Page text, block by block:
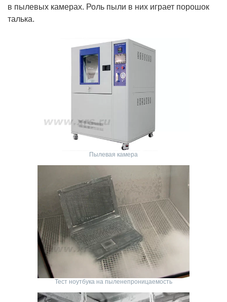
в пылевых камерах. Роль пыли в них играет порошок
талька.
Пылевая камера
Тест ноутбука на пыленепроницаемость